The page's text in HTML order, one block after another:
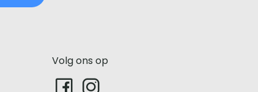
Volg ons op